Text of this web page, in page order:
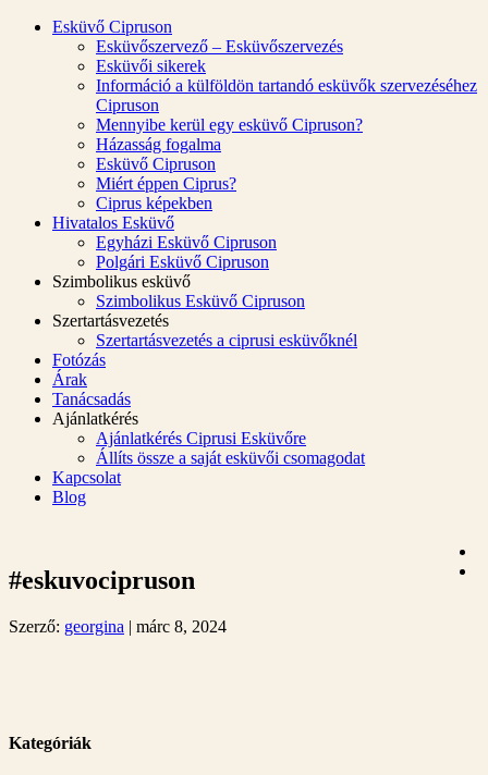
Esküvő Cipruson
Esküvőszervező – Esküvőszervezés
Esküvői sikerek
Információ a külföldön tartandó esküvők szervezéséhez
Cipruson
Mennyibe kerül egy esküvő Cipruson?
Házasság fogalma
Esküvő Cipruson
Miért éppen Ciprus?
Ciprus képekben
Hivatalos Esküvő
Egyházi Esküvő Cipruson
Polgári Esküvő Cipruson
Szimbolikus esküvő
Szimbolikus Esküvő Cipruson
Szertartásvezetés
Szertartásvezetés a ciprusi esküvőknél
Fotózás
Árak
Tanácsadás
Ajánlatkérés
Ajánlatkérés Ciprusi Esküvőre
Állíts össze a saját esküvői csomagodat
Kapcsolat
Blog
#eskuvocipruson
Szerző: georgina | márc 8, 2024
Kategóriák